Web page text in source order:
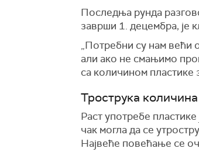
Последња рунда
заврши 1. децембра, је
„Потребни су нам већи
али ако не смањимо
са количином пластике
Трострука
Раст употребе пластике
чак могла да се
Највеће повећање се